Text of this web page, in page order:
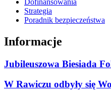
Dofinansowania
Strategia
Poradnik bezpieczeństwa
Informacje
Jubileuszowa Biesiada
W Rawiczu odbyły się